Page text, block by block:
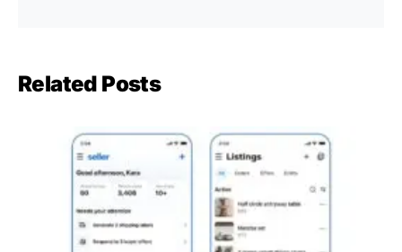
Related Posts